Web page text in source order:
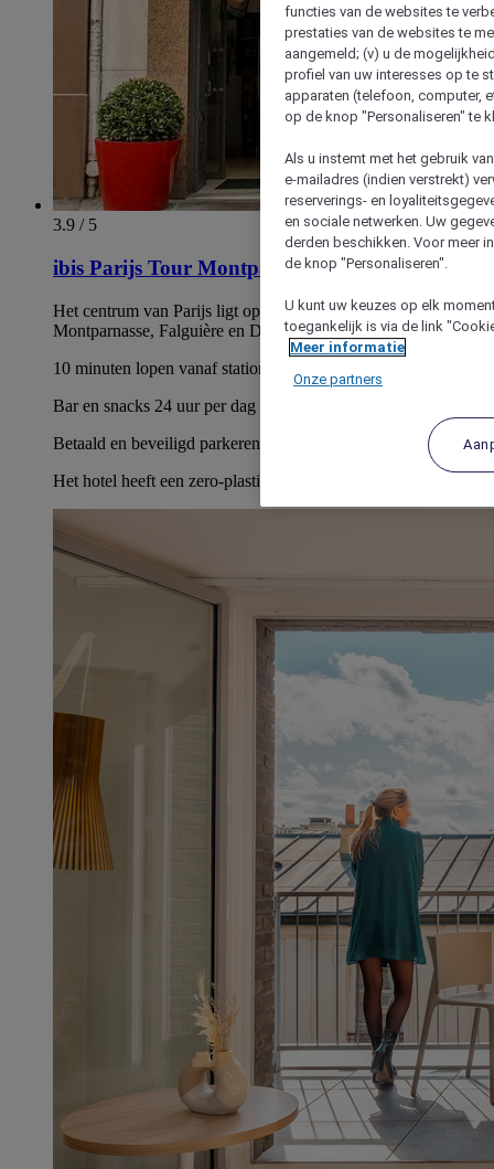
3.9 / 5
ibis Parijs Tour Montparnasse 15ème
Het centrum van Parijs ligt op een paar haltes van
Montparnasse, Falguière en Duroc
10 minuten lopen vanaf station Montparnasse
Bar en snacks 24 uur per dag
Betaald en beveiligd parkeren op 2 minuten van het hotel
Het hotel heeft een zero-plasticbeleid
functies van de websites te
prestaties van de websites te
aangemeld; (v) u de
profiel van uw interesses op te
apparaten (telefoon, computer,
op de knop "Personaliseren" te
Als u instemt met het gebruik
e-mailadres (indien verstrekt)
reserverings- en
en sociale netwerken. Uw
derden beschikken. Voor meer
de knop "Personaliseren".
U kunt uw keuzes op elk
toegankelijk is via de link
Meer informatie
Onze partners